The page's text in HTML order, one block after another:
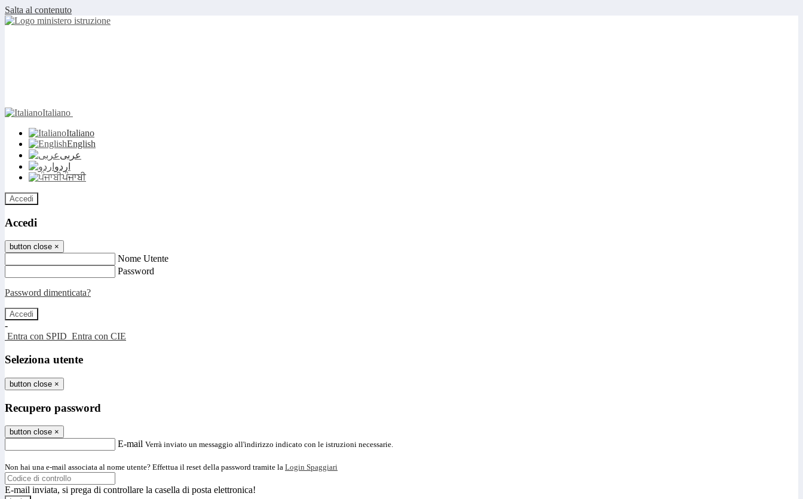
Salta al contenuto
Italiano
Italiano
English
عربى
اردو
ਪੰਜਾਬੀ
Accedi
Accedi
button close ×
Nome Utente
Password
Password dimenticata?
-
Entra con SPID Entra con CIE
Seleziona utente
button close ×
Recupero password
button close ×
E-mail Verrà inviato un messaggio all'indirizzo indicato con le istruzioni necessarie.
Non hai una e-mail associata al nome utente? Effettua il reset della password tramite la Login Spaggiari
E-mail inviata, si prega di controllare la casella di posta elettronica!